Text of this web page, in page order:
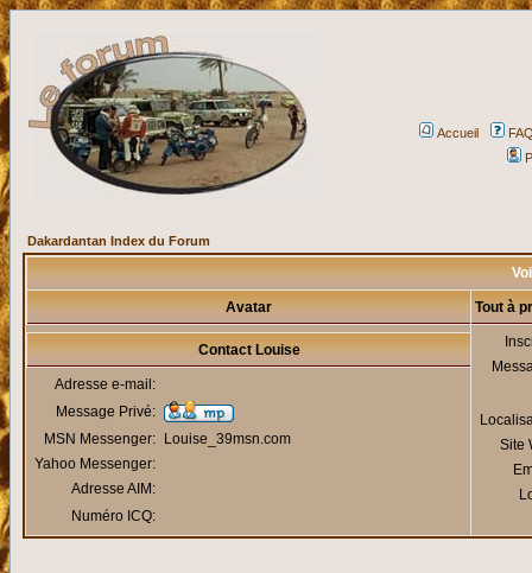
Accueil
Dakardantan Index du Forum
Avatar Tout à
Site
Contact Louise
Adresse e-mail:
Message Privé:
MSN Messenger:
Louise_39msn.com
Yahoo Messenger:
Adresse AIM:
Numéro ICQ: